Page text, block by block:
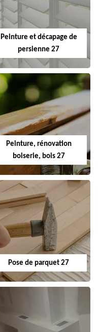
Peinture et décapage de
persienne 27
Peinture, rénovation
boiserie, bois 27
Pose de parquet 27